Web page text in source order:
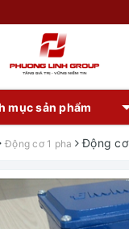
mục sản phẩm
Động cơ 1 pha Động cơ